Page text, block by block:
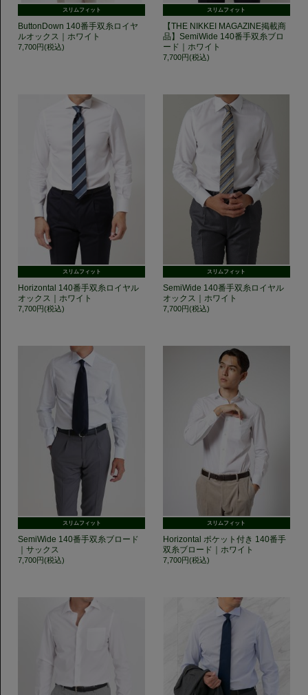
スリムフィット
ButtonDown 140番手双糸ロイヤ
ルオックス｜ホワイト
7,700円(税込)
スリムフィット
【THE NIKKEI MAGAZINE掲載商
品】SemiWide 140番手双糸ブロ
ード｜ホワイト
7,700円(税込)
スリムフィット
Horizontal 140番手双糸ロイヤル
オックス｜ホワイト
7,700円(税込)
スリムフィット
SemiWide 140番手双糸ロイヤル
オックス｜ホワイト
7,700円(税込)
スリムフィット
SemiWide 140番手双糸ブロード
｜サックス
7,700円(税込)
スリムフィット
Horizontal ポケット付き 140番手
双糸ブロード｜ホワイト
7,700円(税込)